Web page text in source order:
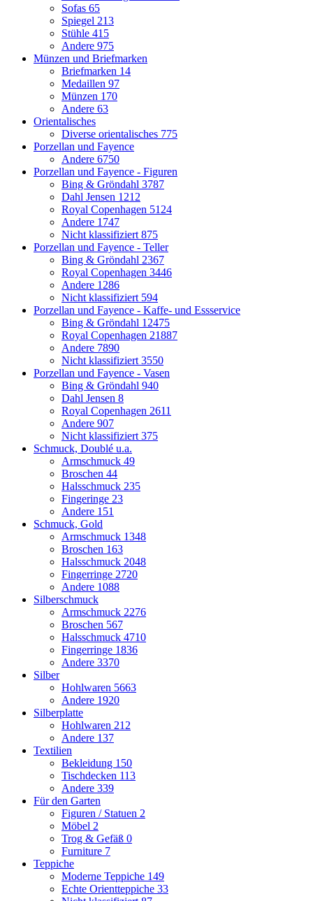
Sofas 65
Spiegel 213
Stühle 415
Andere 975
Münzen und Briefmarken
Briefmarken 14
Medaillen 97
Münzen 170
Andere 63
Orientalisches
Diverse orientalisches 775
Porzellan und Fayence
Andere 6750
Porzellan und Fayence - Figuren
Bing & Gröndahl 3787
Dahl Jensen 1212
Royal Copenhagen 5124
Andere 1747
Nicht klassifiziert 875
Porzellan und Fayence - Teller
Bing & Gröndahl 2367
Royal Copenhagen 3446
Andere 1286
Nicht klassifiziert 594
Porzellan und Fayence - Kaffe- und Essservice
Bing & Gröndahl 12475
Royal Copenhagen 21887
Andere 7890
Nicht klassifiziert 3550
Porzellan und Fayence - Vasen
Bing & Gröndahl 940
Dahl Jensen 8
Royal Copenhagen 2611
Andere 907
Nicht klassifiziert 375
Schmuck, Doublé u.a.
Armschmuck 49
Broschen 44
Halsschmuck 235
Fingeringe 23
Andere 151
Schmuck, Gold
Armschmuck 1348
Broschen 163
Halsschmuck 2048
Fingerringe 2720
Andere 1088
Silberschmuck
Armschmuck 2276
Broschen 567
Halsschmuck 4710
Fingerringe 1836
Andere 3370
Silber
Hohlwaren 5663
Andere 1920
Silberplatte
Hohlwaren 212
Andere 137
Textilien
Bekleidung 150
Tischdecken 113
Andere 339
Für den Garten
Figuren / Statuen 2
Möbel 2
Trog & Gefäß 0
Furniture 7
Teppiche
Moderne Teppiche 149
Echte Orientteppiche 33